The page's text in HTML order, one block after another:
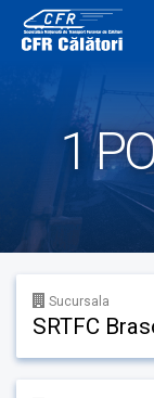
content
1
Sucursala
SRTFC